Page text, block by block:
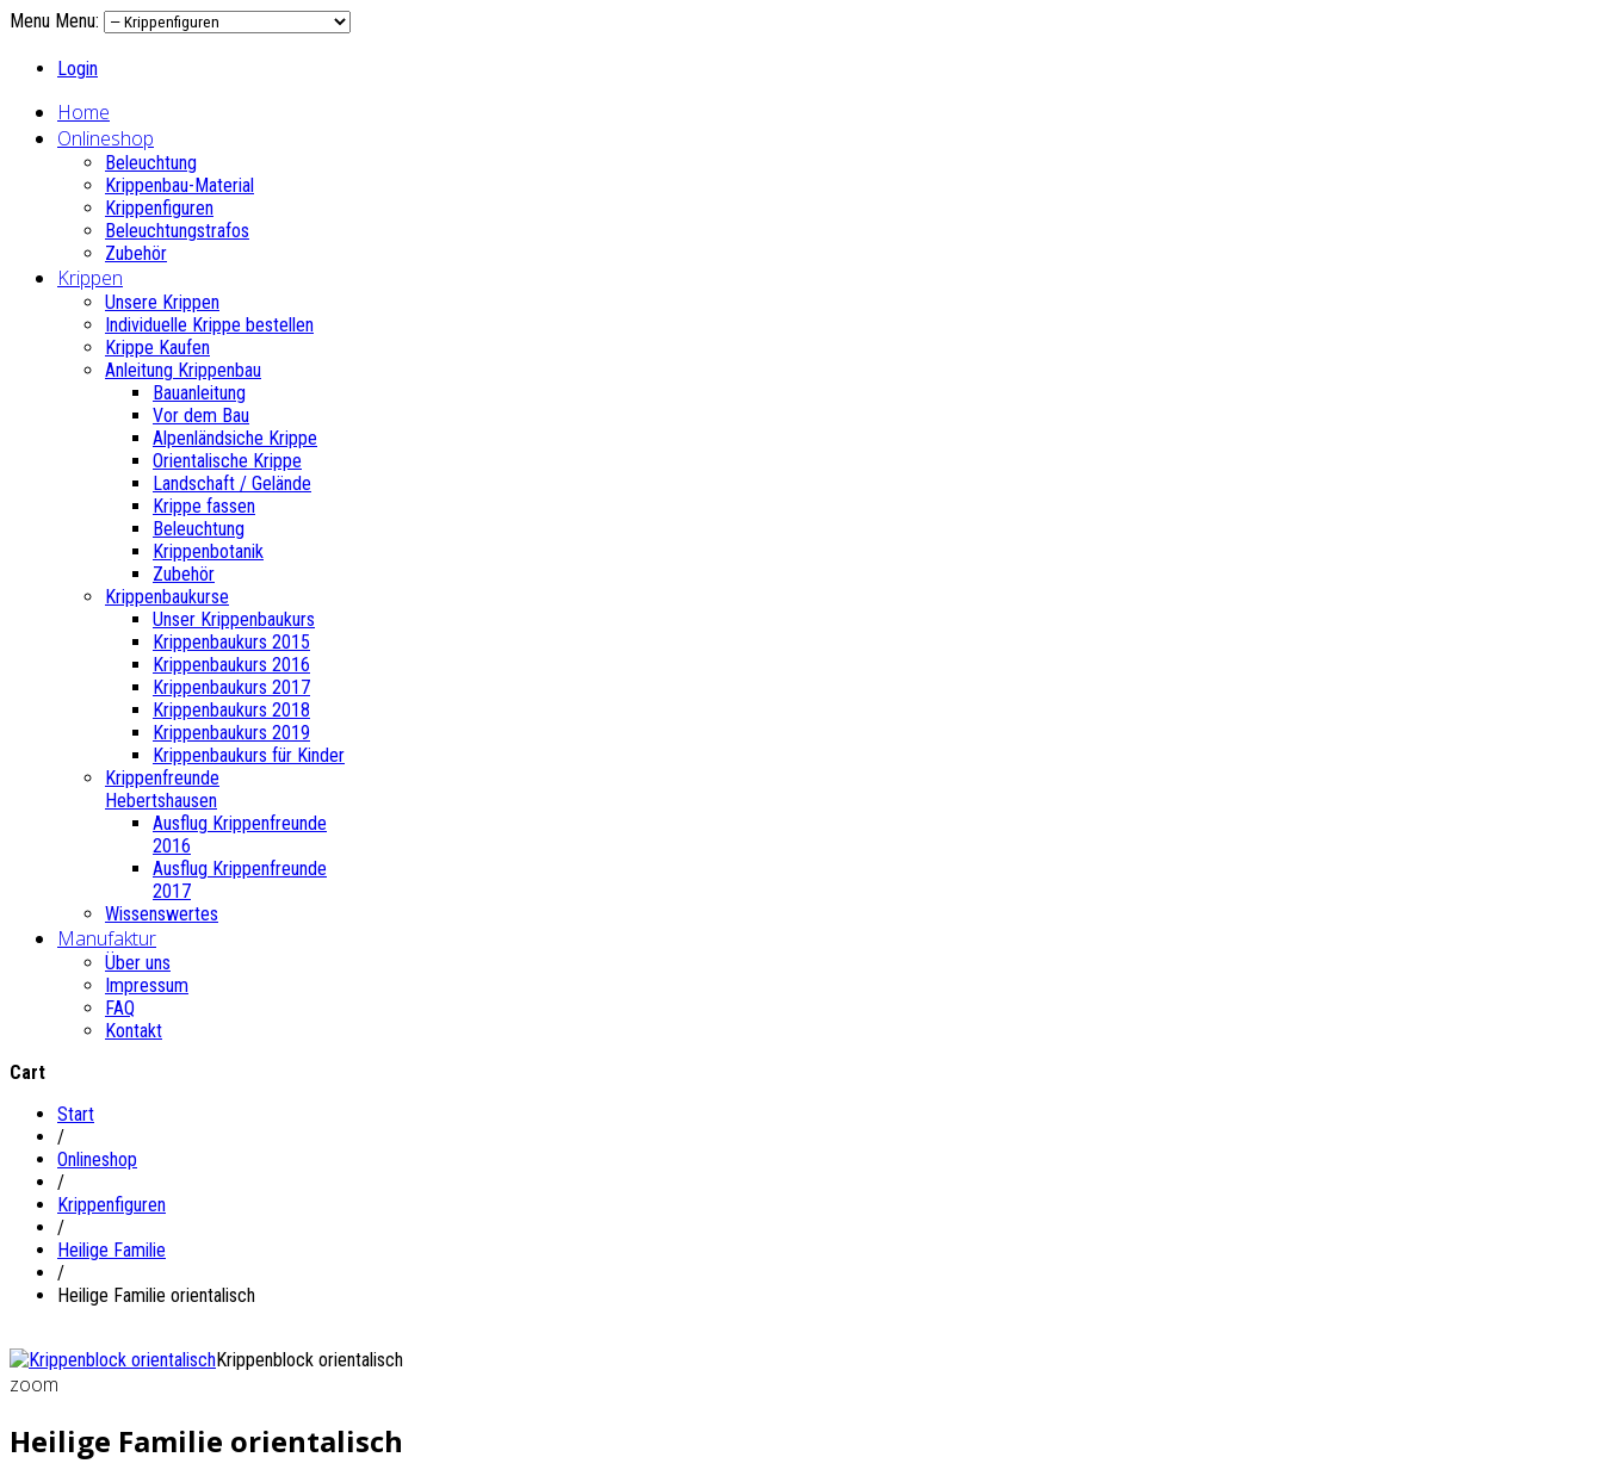
Menu Menu:
Login
Home
Onlineshop
Beleuchtung
Krippenbau-Material
Krippenfiguren
Beleuchtungstrafos
Zubehör
Krippen
Unsere Krippen
Individuelle Krippe bestellen
Krippe Kaufen
Anleitung Krippenbau
Bauanleitung
Vor dem Bau
Alpenländsiche Krippe
Orientalische Krippe
Landschaft / Gelände
Krippe fassen
Beleuchtung
Krippenbotanik
Zubehör
Krippenbaukurse
Unser Krippenbaukurs
Krippenbaukurs 2015
Krippenbaukurs 2016
Krippenbaukurs 2017
Krippenbaukurs 2018
Krippenbaukurs 2019
Krippenbaukurs für Kinder
Krippenfreunde
Hebertshausen
Ausflug Krippenfreunde
2016
Ausflug Krippenfreunde
2017
Wissenswertes
Manufaktur
Über uns
Impressum
FAQ
Kontakt
Cart
Start
/
Onlineshop
/
Krippenfiguren
/
Heilige Familie
/
Heilige Familie orientalisch
Krippenblock orientalisch
zoom
Heilige Familie orientalisch